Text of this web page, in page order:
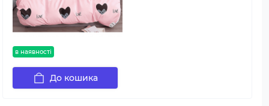
в наявності
До кошика